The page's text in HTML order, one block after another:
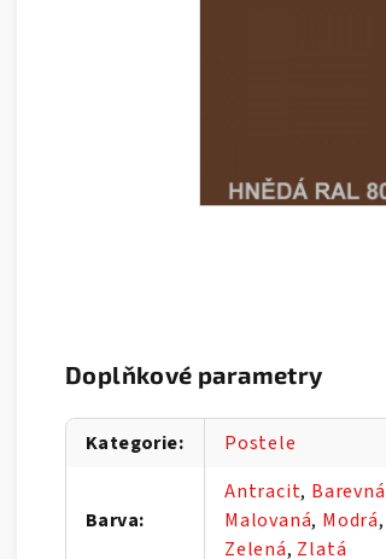
Doplňkové parametry
Kategorie: Postele
Barva:
Antracit, Barevná
Malovaná, Modrá,
Zelená, Zlatá